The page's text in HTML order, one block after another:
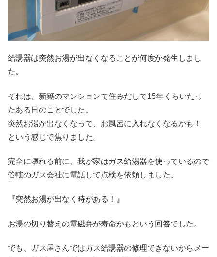
給湯器は突然お湯が出なくなることが何度か発生しまし
た。
それは、新築のマンションで住みだして15年くらいたっ
たある日のことでした。
突然お湯が出なくなって、お風呂に入れなくなるかも！
という感じで焦りました。
完全に壊れる前に、我が家はガス給湯器を使っているので
管轄のガス会社に電話して点検を依頼しました。
『突然お湯が出なく時がある！』
お湯の切り替えの電磁弁が寿命かもという回答でした。
でも、ガス屋さんではガス給湯器の修理できないからメー